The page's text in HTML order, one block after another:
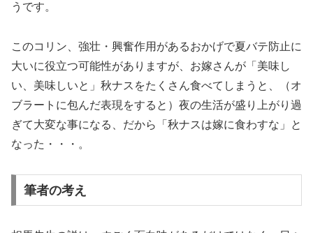
うです。
このコリン、強壮・興奮作用があるおかげで夏バテ防止に
大いに役立つ可能性がありますが、お嫁さんが「美味し
い、美味しいと」秋ナスをたくさん食べてしまうと、（オ
ブラートに包んだ表現をすると）夜の生活が盛り上がり過
ぎて大変な事になる、だから「秋ナスは嫁に食わすな」と
なった・・・。
筆者の考え